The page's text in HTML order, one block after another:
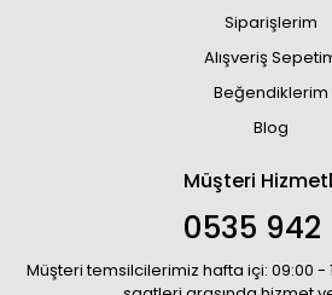
Siparişlerim
Alışveriş
Beğendiklerim
Blog
Müşteri
0535 942
Müşteri temsilcilerimiz hafta içi: 09:00 -